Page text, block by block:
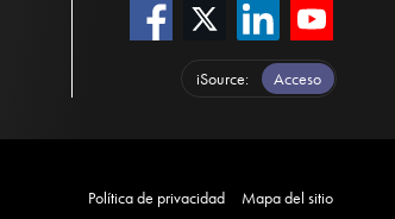
iSource Acceso
Política de privacidad Mapa del sitio